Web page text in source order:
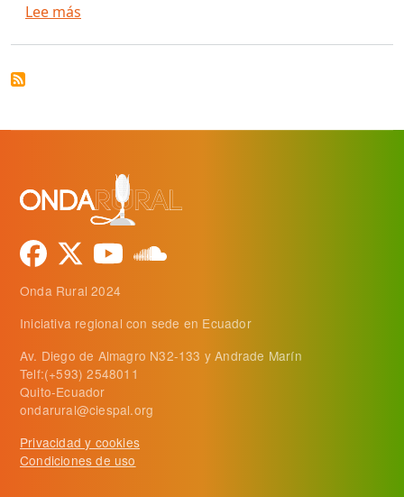
Lee más
Onda Rural 2024
Iniciativa regional con sede en Ecuador
Av. Diego de Almagro N32-133 y Andrade Marín
Telf:(+593) 2548011
Quito-Ecuador
ondarural@ciespal.org
Privacidad y cookies
Condiciones de uso